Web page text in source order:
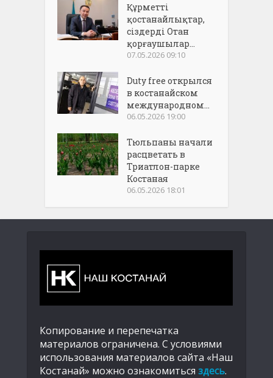
Құрметті
қостанайлықтар,
сіздерді Отан
қорғаушылар...
07.05.2026 09:10
Duty free открылся
в костанайском
международном...
06.05.2026 19:00
Тюльпаны начали
расцветать в
Триатлон-парке
Костаная
06.05.2026 18:01
Копирование и перепечатка
материалов ограничена. С условиями
использования материалов сайта «Наш
Костанай» можно ознакомиться здесь.